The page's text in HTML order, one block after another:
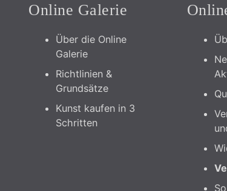
Online Galerie
Über die Online
Galerie
Richtlinien &
Grundsätze
Kunst kaufen in 3
Schritten